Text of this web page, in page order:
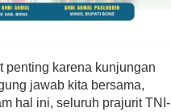
penting karena kunjungan
jawab kita bersama,
hal ini, seluruh prajurit TNI-